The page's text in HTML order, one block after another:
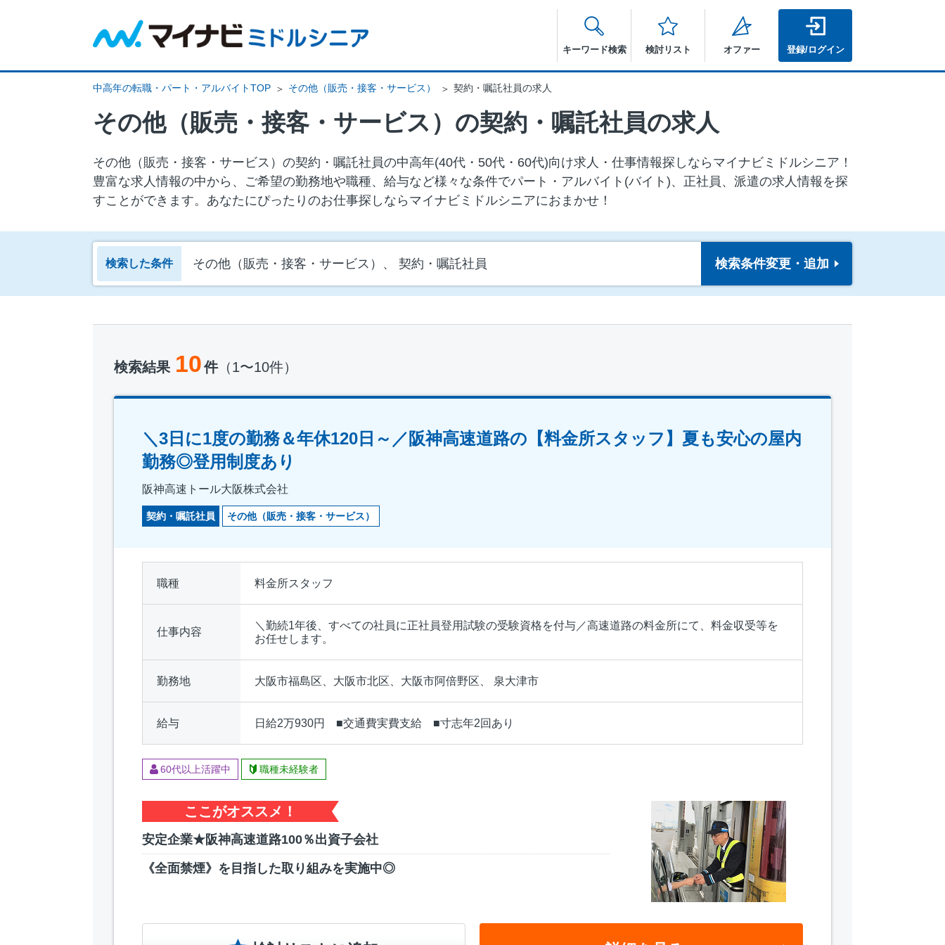
キーワード検索 検討リスト オファー 登録/ログイン
中高年の転職・パート・アルバイトTOP その他（販売・接客・サービス） 契約・嘱託社員の求人
その他（販売・接客・サービス）の契約・嘱託社員の求人
その他（販売・接客・サービス）の契約・嘱託社員の中⾼年(40代・50代・60代)向け求⼈・仕事情報探しならマイナビミドルシニア！
豊富な求人情報の中から、ご希望の勤務地や職種、給与など様々な条件でパート・アルバイト(バイト)、正社員、派遣の求人情報を探
すことができます。あなたにぴったりのお仕事探しならマイナビミドルシニアにおまかせ！
検索した条件 その他（販売・接客・サービス）、 契約・嘱託社員 検索条件変更・追加
検索結果 10件（1〜10件）
＼3日に1度の勤務＆年休120日～／阪神高速道路の【料金所スタッフ】夏も安心の屋内
勤務◎登用制度あり
阪神高速トール大阪株式会社
契約・嘱託社員 その他（販売・接客・サービス）
職種 料金所スタッフ
仕事内容
＼勤続1年後、すべての社員に正社員登用試験の受験資格を付与／高速道路の料金所にて、料金収受等を
お任せします。
勤務地 大阪市福島区、大阪市北区、大阪市阿倍野区、 泉大津市
給与 日給2万930円 ■交通費実費支給 ■寸志年2回あり
60代以上活躍中 職種未経験者
ここがオススメ！
安定企業★阪神高速道路100％出資子会社
《全面禁煙》を目指した取り組みを実施中◎